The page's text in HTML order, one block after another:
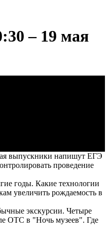
– 19 мая
выпускники напишут ЕГЭ
проведение
годы. Какие технологии
увеличить рождаемость в
экскурсии. Четыре
ОТС в "Ночь музеев". Где